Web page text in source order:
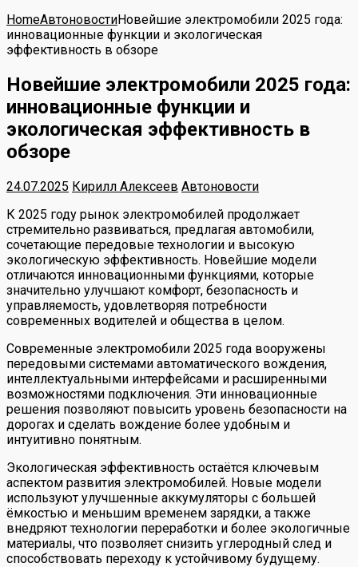
HomeАвтоновостиНовейшие электромобили 2025 года:
инновационные функции и экологическая
эффективность в обзоре
Новейшие электромобили 2025 года:
инновационные функции и
экологическая эффективность в
обзоре
24.07.2025 Кирилл Алексеев Автоновости
К 2025 году рынок электромобилей продолжает
стремительно развиваться, предлагая автомобили,
сочетающие передовые технологии и высокую
экологическую эффективность. Новейшие модели
отличаются инновационными функциями, которые
значительно улучшают комфорт, безопасность и
управляемость, удовлетворяя потребности
современных водителей и общества в целом.
Современные электромобили 2025 года вооружены
передовыми системами автоматического вождения,
интеллектуальными интерфейсами и расширенными
возможностями подключения. Эти инновационные
решения позволяют повысить уровень безопасности на
дорогах и сделать вождение более удобным и
интуитивно понятным.
Экологическая эффективность остаётся ключевым
аспектом развития электромобилей. Новые модели
используют улучшенные аккумуляторы с большей
ёмкостью и меньшим временем зарядки, а также
внедряют технологии переработки и более экологичные
материалы, что позволяет снизить углеродный след и
способствовать переходу к устойчивому будущему.